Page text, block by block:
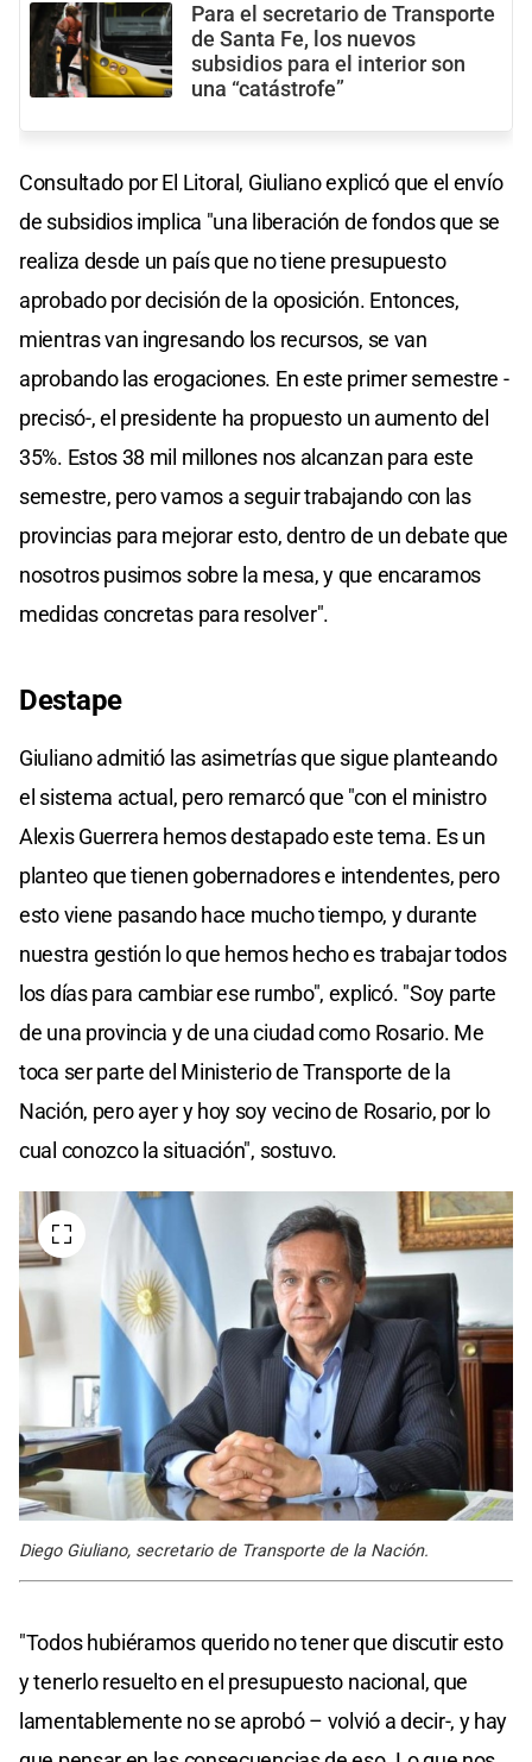
Para el secretario de Transporte
de Santa Fe, los nuevos
subsidios para el interior son
una “catástrofe”
Consultado por El Litoral, Giuliano explicó que el envío
de subsidios implica "una liberación de fondos que se
realiza desde un país que no tiene presupuesto
aprobado por decisión de la oposición. Entonces,
mientras van ingresando los recursos, se van
aprobando las erogaciones. En este primer semestre -
precisó-, el presidente ha propuesto un aumento del
35%. Estos 38 mil millones nos alcanzan para este
semestre, pero vamos a seguir trabajando con las
provincias para mejorar esto, dentro de un debate que
nosotros pusimos sobre la mesa, y que encaramos
medidas concretas para resolver".
Destape
Giuliano admitió las asimetrías que sigue planteando
el sistema actual, pero remarcó que "con el ministro
Alexis Guerrera hemos destapado este tema. Es un
planteo que tienen gobernadores e intendentes, pero
esto viene pasando hace mucho tiempo, y durante
nuestra gestión lo que hemos hecho es trabajar todos
los días para cambiar ese rumbo", explicó. "Soy parte
de una provincia y de una ciudad como Rosario. Me
toca ser parte del Ministerio de Transporte de la
Nación, pero ayer y hoy soy vecino de Rosario, por lo
cual conozco la situación", sostuvo.
Diego Giuliano, secretario de Transporte de la Nación.
"Todos hubiéramos querido no tener que discutir esto
y tenerlo resuelto en el presupuesto nacional, que
lamentablemente no se aprobó – volvió a decir-, y hay